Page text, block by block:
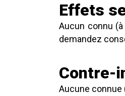
Effets
Aucun connu
demandez
Contre-
Aucune connue